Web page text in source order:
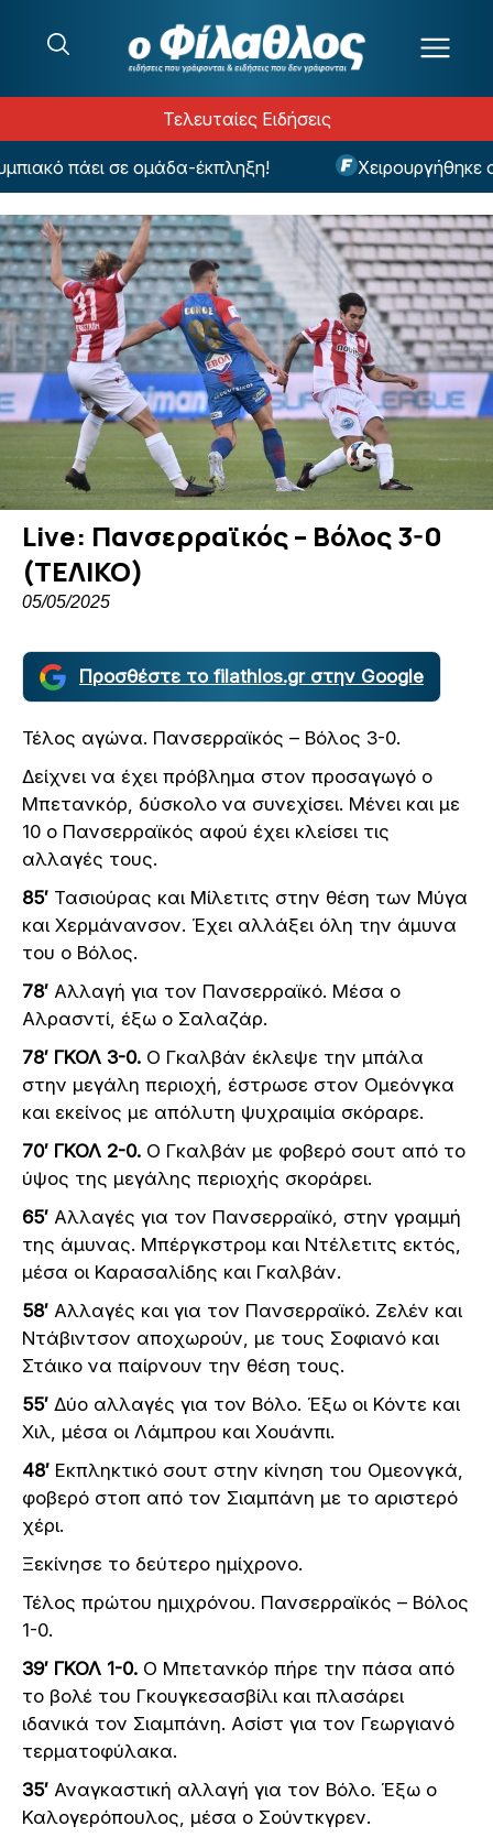
Τελευταίες Ειδήσεις
πάει σε ομάδα-έκπληξη! Χειρουργήθηκε ο
Live: Πανσερραϊκός – Βόλος 3-0
(ΤΕΛΙΚΟ)
05/05/2025
Προσθέστε το filathlos.gr στην Google
Τέλος αγώνα. Πανσερραϊκός – Βόλος 3-0.
Δείχνει να έχει πρόβλημα στον προσαγωγό ο
Μπετανκόρ, δύσκολο να συνεχίσει. Μένει και με
10 ο Πανσερραϊκός αφού έχει κλείσει τις
αλλαγές τους.
85′ Τασιούρας και Μίλετιτς στην θέση των Μύγα
και Χερμάνανσον. Έχει αλλάξει όλη την άμυνα
του ο Βόλος.
78′ Αλλαγή για τον Πανσερραϊκό. Μέσα ο
Αλρασντί, έξω ο Σαλαζάρ.
78′ ΓΚΟΛ 3-0. Ο Γκαλβάν έκλεψε την μπάλα
στην μεγάλη περιοχή, έστρωσε στον Ομεόνγκα
και εκείνος με απόλυτη ψυχραιμία σκόραρε.
70′ ΓΚΟΛ 2-0. Ο Γκαλβάν με φοβερό σουτ από το
ύψος της μεγάλης περιοχής σκοράρει.
65′ Αλλαγές για τον Πανσερραϊκό, στην γραμμή
της άμυνας. Μπέργκστρομ και Ντέλετιτς εκτός,
μέσα οι Καρασαλίδης και Γκαλβάν.
58′ Αλλαγές και για τον Πανσερραϊκό. Ζελέν και
Ντάβιντσον αποχωρούν, με τους Σοφιανό και
Στάικο να παίρνουν την θέση τους.
55′ Δύο αλλαγές για τον Βόλο. Έξω οι Κόντε και
Χιλ, μέσα οι Λάμπρου και Χουάνπι.
48′ Εκπληκτικό σουτ στην κίνηση του Ομεονγκά,
φοβερό στοπ από τον Σιαμπάνη με το αριστερό
χέρι.
Ξεκίνησε το δεύτερο ημίχρονο.
Τέλος πρώτου ημιχρόνου. Πανσερραϊκός – Βόλος
1-0.
39′ ΓΚΟΛ 1-0. Ο Μπετανκόρ πήρε την πάσα από
το βολέ του Γκουγκεσασβίλι και πλασάρει
ιδανικά τον Σιαμπάνη. Ασίστ για τον Γεωργιανό
τερματοφύλακα.
35′ Αναγκαστική αλλαγή για τον Βόλο. Έξω ο
Καλογερόπουλος, μέσα ο Σούντκγρεν.